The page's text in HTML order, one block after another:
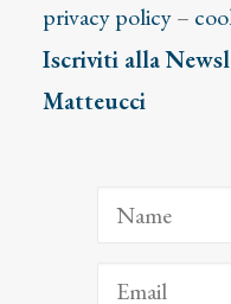
privacy policy–
Iscriviti alla
Matteucci